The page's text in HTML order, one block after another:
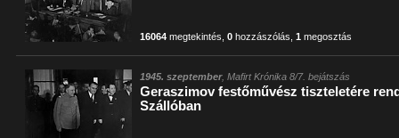
16064 megtekintés ,0 hozzászólás ,1 megosztás
1945. szeptember, Mafirt Krónika 8/7. bejátszás
Geraszimov festőművész tiszteletére
Szállóban